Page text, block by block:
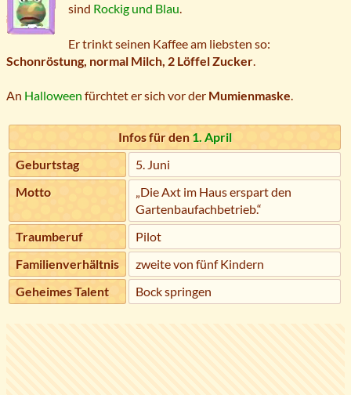
sind Rockig und Blau.
Er trinkt seinen Kaffee am liebsten so:
Schonröstung, normal Milch, 2 Löffel Zucker
An Halloween fürchtet er sich vor der Mumienmaske.
Infos für den 1. April
Geburtstag
5. Juni
Motto
„Die Axt im Haus erspart den
Gartenbaufachbetrieb.“
Traumberuf
Pilot
Familienverhältnis
zweite von fünf Kindern
Geheimes Talent
Bock springen